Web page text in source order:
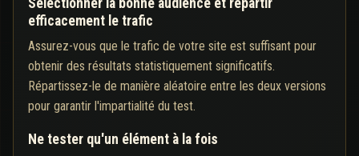
Sélectionner la bonne audience et répartir
efficacement le trafic
Assurez-vous que le trafic de votre site est suffisant pour
obtenir des résultats statistiquement significatifs.
Répartissez-le de manière aléatoire entre les deux versions
pour garantir l'impartialité du test.
Ne tester qu'un élément à la fois